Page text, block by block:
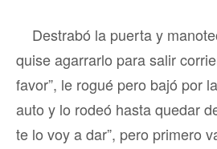
Destrabó la puerta y
quise agarrarlo para salir
favor”, le rogué pero bajó por
auto y lo rodeó hasta quedar
te lo voy a dar”, pero primero